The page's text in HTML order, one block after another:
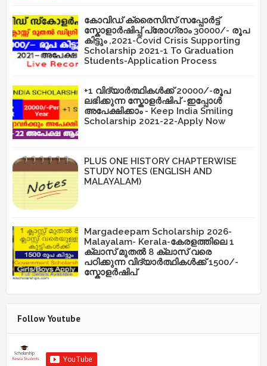
കോവിഡ് ക്രൈസിസ് സപ്പോർട്ട്
സ്കോളാർഷിപ്പ് പ്രോഗ്രാം 30000/- രൂപ
കിട്ടും ,2021-Covid Crisis Supporting
Scholarship 2021-1 To Graduation
Students-Application Process
+1 വിദ്യാർത്ഥികൾക്ക് 20000/-രൂപ
ലഭിക്കുന്ന സ്കോളർഷിപ് -ഇപ്പോൾ
അപേക്ഷിക്കാം - Keep India Smiling
Scholarship 2021-22-Apply Now
PLUS ONE HISTORY CHAPTERWISE
STUDY NOTES (ENGLISH AND
MALAYALAM)
Margadeepam Scholarship 2026-
Malayalam- Kerala-കേരളത്തിലെ 1
ക്ലാസ് മുതൽ 8 ക്ലാസ് വരെ
പഠിക്കുന്ന വിദ്യാർത്ഥികൾക്ക് 1500/-
സ്കോളർഷിപ്
Follow Youtube